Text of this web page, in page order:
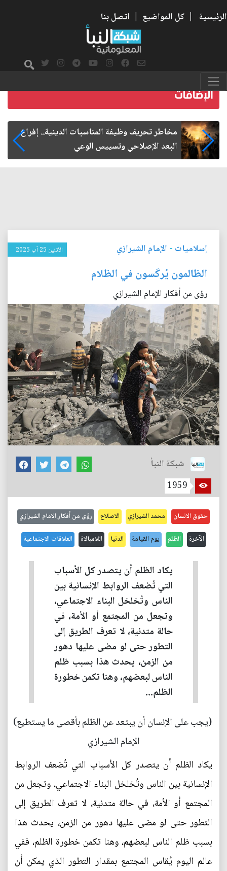
الرئيسية | كل المواضيع | اتصل بنا
زيارة الأربعين.. من الفاعلية المجتمعية إلى المواطنة
الفاعلة
إسلاميات - الإمام الشيرازي الأثنين 25 آب 2025
الظالمون يُركَسون في الظلام
رؤى من أفكار الإمام الشيرازي
شبكة النبأ
1959
حقوق الانسان محمد الشيرازي الاصلاح رؤى من أفكار الامام الشيرازي
الآخرة الظلم يوم القيامة الدنيا اللامبالاة العلاقات الاجتماعية
يكاد الظلم أن يتصدر كل الأسباب
التي تُضعف الروابط الإنسانية بين
الناس وتُخلخل البناء الاجتماعي،
وتجعل من المجتمع أو الأمة، في
حالة متدنية، لا تعرف الطريق إلى
التطور حتى لو مضى عليها دهور
من الزمن، يحدث هذا بسبب ظلم
الناس لبعضهم، وهنا تكمن خطورة
الظلم...
(يجب على الإنسان أن يبتعد عن الظلم بأقصى ما يستطيع)
الإمام الشيرازي
يكاد الظلم أن يتصدر كل الأسباب التي تُضعف الروابط
الإنسانية بين الناس وتُخلخل البناء الاجتماعي، وتجعل من
المجتمع أو الأمة، في حالة متدنية، لا تعرف الطريق إلى
التطور حتى لو مضى عليها دهور من الزمن، يحدث هذا
بسبب ظلم الناس لبعضهم، وهنا تكمن خطورة الظلم، ففي
عالم اليوم يُقاس المجتمع بمقدار التطور الذي يمكن أن